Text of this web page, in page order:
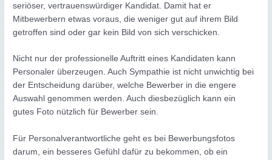
seriöser, vertrauenswürdiger Kandidat. Damit hat er
Mitbewerbern etwas voraus, die weniger gut auf ihrem Bild
getroffen sind oder gar kein Bild von sich verschicken.
Nicht nur der professionelle Auftritt eines Kandidaten kann
Personaler überzeugen. Auch Sympathie ist nicht unwichtig bei
der Entscheidung darüber, welche Bewerber in die engere
Auswahl genommen werden. Auch diesbezüglich kann ein
gutes Foto nützlich für Bewerber sein.
Für Personalverantwortliche geht es bei Bewerbungsfotos
darum, ein besseres Gefühl dafür zu bekommen, ob ein